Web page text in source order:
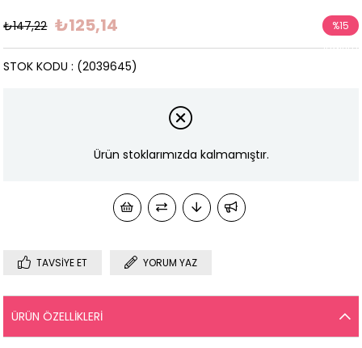
₺147,22 ₺125,14 %15
İndirim
(2039645)
STOK KODU
Ürün stoklarımızda kalmamıştır.
TAVSIYE ET YORUM YAZ
ÜRÜN ÖZELLIKLERI